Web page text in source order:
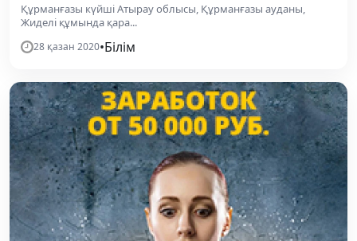
Құрманғазы күйші Атырау облысы, Құрманғазы ауданы,
Жиделі құмында қара...
28 қазан 2020•Білім